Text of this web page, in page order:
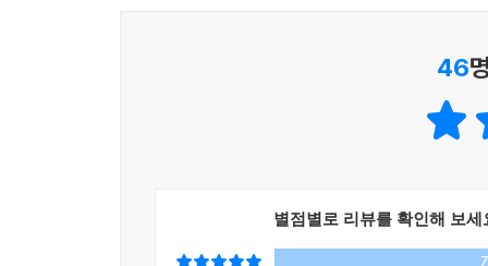
거나 거친 사람인 것은 아니었다. 그들에게 전기
숨어 있었다. 강경의 사장은 (이런 식으로 야비
일하는 걸 원치 않았기 때문에 돼지를 때리는 것
겨 팰 수 있는 사람이었지만 돼지에게 생채기 하
“승태 이빨 잘생겼네.” 부화장 아저씨들이 저자
때마다 얼굴을 찡그렸다는 걸 저자는 그제서야
않았을 저자는 ‘저 아래에 있는 사람들’과 다양
일하던 중 돌발적으로 주어진 ‘저녁이 있는 삶’
붙잡고 성실한 사람들을 평가하며 교만하게 구는
46
별점별로 리뷰를 확인해 보세